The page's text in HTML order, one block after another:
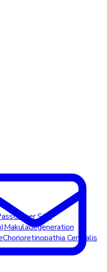
Grauer Star
Makuladegeneration
Chorioretinopathia Centralis